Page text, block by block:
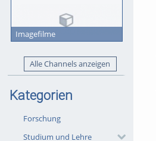
Imagefilme
Alle Channels anzeigen
Kategorien
Forschung
Studium und Lehre